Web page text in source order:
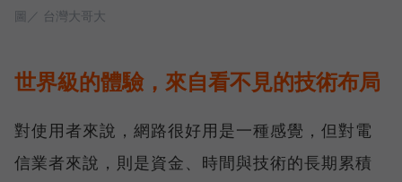
圖／ 台灣大哥大
世界級的體驗，來自看不見的技術布局
對使用者來說，網路很好用是一種感覺，但對電
信業者來說，則是資金、時間與技術的長期累積